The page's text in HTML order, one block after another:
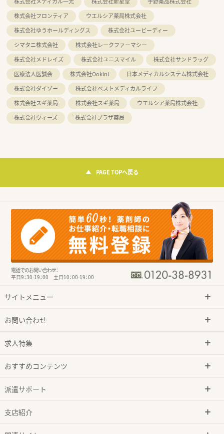
株式会社フロンティア
ウエルシア薬局株式会社
株式会社ゆうホールディングス
株式会社ユーピーディー
シマタニ株式会社
株式会社レークファーマシー
株式会社メドレイズ
株式会社ユニスマイル
株式会社サンドラッグ
医療法人医誠会
株式会社Ookini
日本メディカルシステム株式会社
株式会社ダイゾー
株式会社ベストメディカルライフ
株式会社スギ薬局
株式会社スギ薬局
ウエルシア薬局株式会社
株式会社ウィーズ
株式会社プラザ薬局
PAGE TOPへ戻る
電話でのお問い合わせ：
平日9：30-19：00 土日10：00-19：00
サイトメニュー
お問い合わせ
求人特集
おすすめコンテンツ
派遣サポート
支店紹介